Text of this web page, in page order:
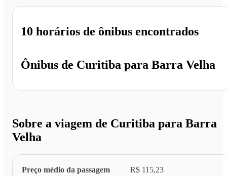
Ônibus de Curitiba para Barra Velha
10 horários de ônibus encontrados
Sobre a viagem de Curitiba para Barra
Velha
Preço médio da passagem R$ 115,23